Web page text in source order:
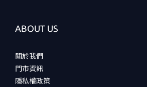
ABOUT US
關於我們
門市資訊
隱私權政策